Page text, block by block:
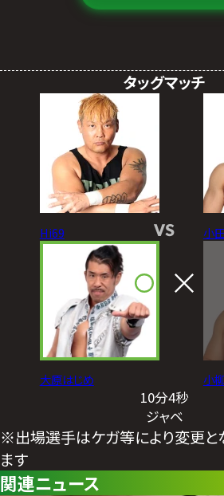
タッグマッチ
Hi69
大原はじめ
VS 小
小
10分4秒
ジャベ
※出場選手はケガ等により変更と
ます
関連ニュース